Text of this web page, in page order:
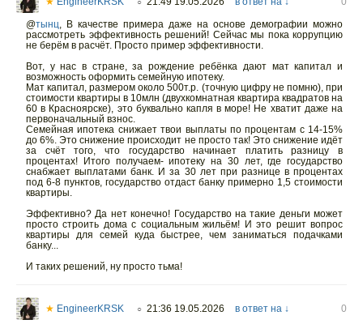
○
@тынц, В качестве примера даже на основе демографии можно
рассмотреть эффективность решений! Сейчас мы пока коррупцию
не берём в расчёт. Просто пример эффективности.
Вот, у нас в стране, за рождение ребёнка дают мат капитал и
возможность оформить семейную ипотеку.
Мат капитал, размером около 500т.р. (точную цифру не помню), при
стоимости квартиры в 10млн (двухкомнатная квартира квадратов на
60 в Красноярске), это буквально капля в море! Не хватит даже на
первоначальный взнос.
Семейная ипотека снижает твои выплаты по процентам с 14-15%
до 6%. Это снижение происходит не просто так! Это снижение идёт
за счёт того, что государство начинает платить разницу в
процентах! Итого получаем- ипотеку на 30 лет, где государство
снабжает выплатами банк. И за 30 лет при разнице в процентах
под 6-8 пунктов, государство отдаст банку примерно 1,5 стоимости
квартиры.
Эффективно? Да нет конечно! Государство на такие деньги может
просто строить дома с социальным жильём! И это решит вопрос
квартиры для семей куда быстрее, чем заниматься подачками
банку...
И таких решений, ну просто тьма!
★ EngineerKRSK ○ 21:36 19.05.2026 в ответ на ↓
0